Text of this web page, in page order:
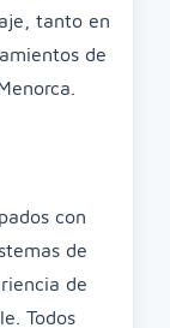
tanto en
de
con
de
de
Todos